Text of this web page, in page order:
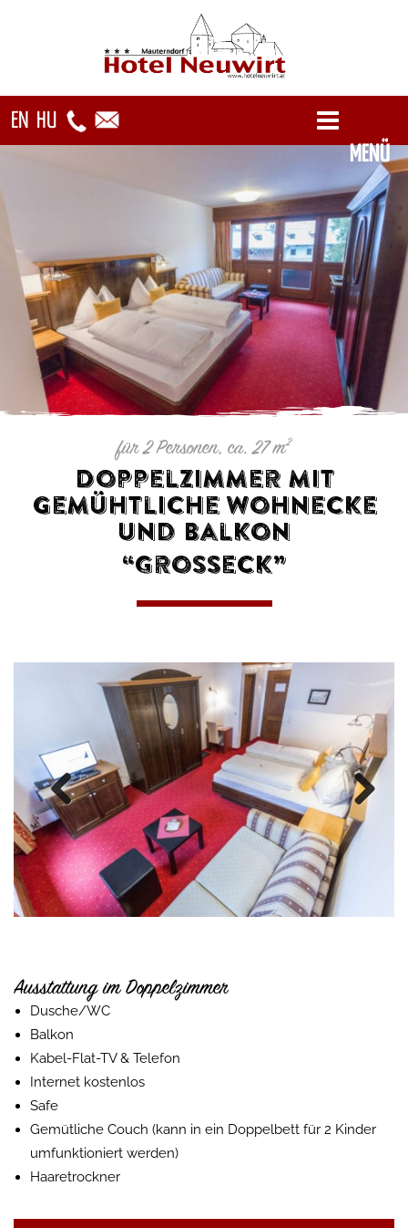
EN HU
für 2 Personen, ca. 27 m2
Doppelzimmer mit
gemühtliche Wohnecke
und Balkon
“Grosseck”
Previous Next
Ausstattung im Doppelzimmer
Dusche/WC
Balkon
Kabel-Flat-TV & Telefon
Internet kostenlos
Safe
Gemütliche Couch (kann in ein Doppelbett für 2 Kinder
umfunktioniert werden)
Haaretrockner
MENÜ